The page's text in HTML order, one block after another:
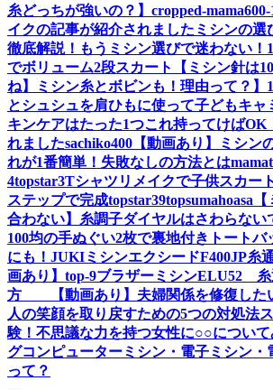
糸どっちが強いの？】 cropped-
イクの記事が紹介されました ミシンの選
徹底解説！もうミシン選びで迷わない！
でボリューム2段スカート
【ミシン針は
ね】ミシン糸とボビンも！理由って？】
とシュシュを肩ひもに使って子どもキャ
キンケアはたった1つこれ持ってけばOK
れましたsachiko400 【動画あり】ミシン
れが1番簡単！失敗なしの方法とはmama
4topstar3Tシャツリメイクで子供スカー
ステップで完成topstar39topsumahoasa
合わない】糸調子ダイヤルはさわらない
100均の手ぬぐい2枚で裏地付きトート
にも！ JUKIミシンエクシードF400JP糸
画あり】 top-9ブラザーミシンELU52 糸
方 【動画あり】 夫婦関係を修復し
人の笑顔を取り戻すための5つの対処法
験！不思議な力を持つ女性に○○につい
グコンピューターミシン・電子ミシン・
って？